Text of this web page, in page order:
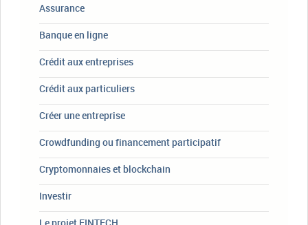
Assurance
Banque en ligne
Crédit aux entreprises
Crédit aux particuliers
Créer une entreprise
Crowdfunding ou financement participatif
Cryptomonnaies et blockchain
Investir